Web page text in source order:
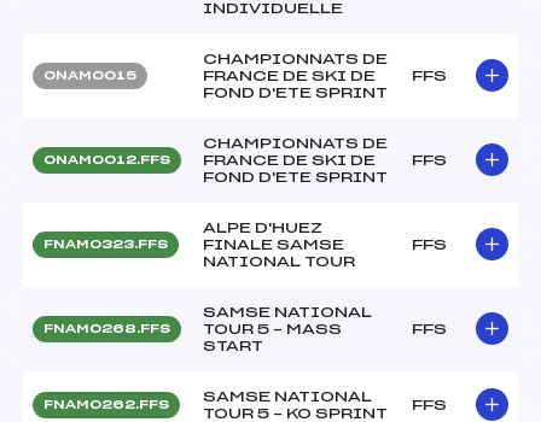
INDIVIDUELLE
ONAM0015
CHAMPIONNATS DE
FRANCE DE SKI DE
FOND D'ETE SPRINT
FFS
ONAM0012.FFS
CHAMPIONNATS DE
FRANCE DE SKI DE
FOND D'ETE SPRINT
FFS
FNAM0323.FFS
ALPE D'HUEZ
FINALE SAMSE
NATIONAL TOUR
FFS
FNAM0268.FFS
SAMSE NATIONAL
TOUR 5 – MASS
START
FFS
FNAM0262.FFS
SAMSE NATIONAL
TOUR 5 – KO SPRINT
FFS